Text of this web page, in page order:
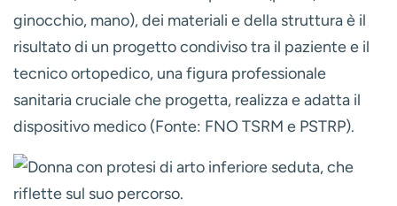
ginocchio, mano), dei materiali e della struttura è il
risultato di un progetto condiviso tra il paziente e il
tecnico ortopedico, una figura professionale
sanitaria cruciale che progetta, realizza e adatta il
dispositivo medico (Fonte: FNO TSRM e PSTRP).